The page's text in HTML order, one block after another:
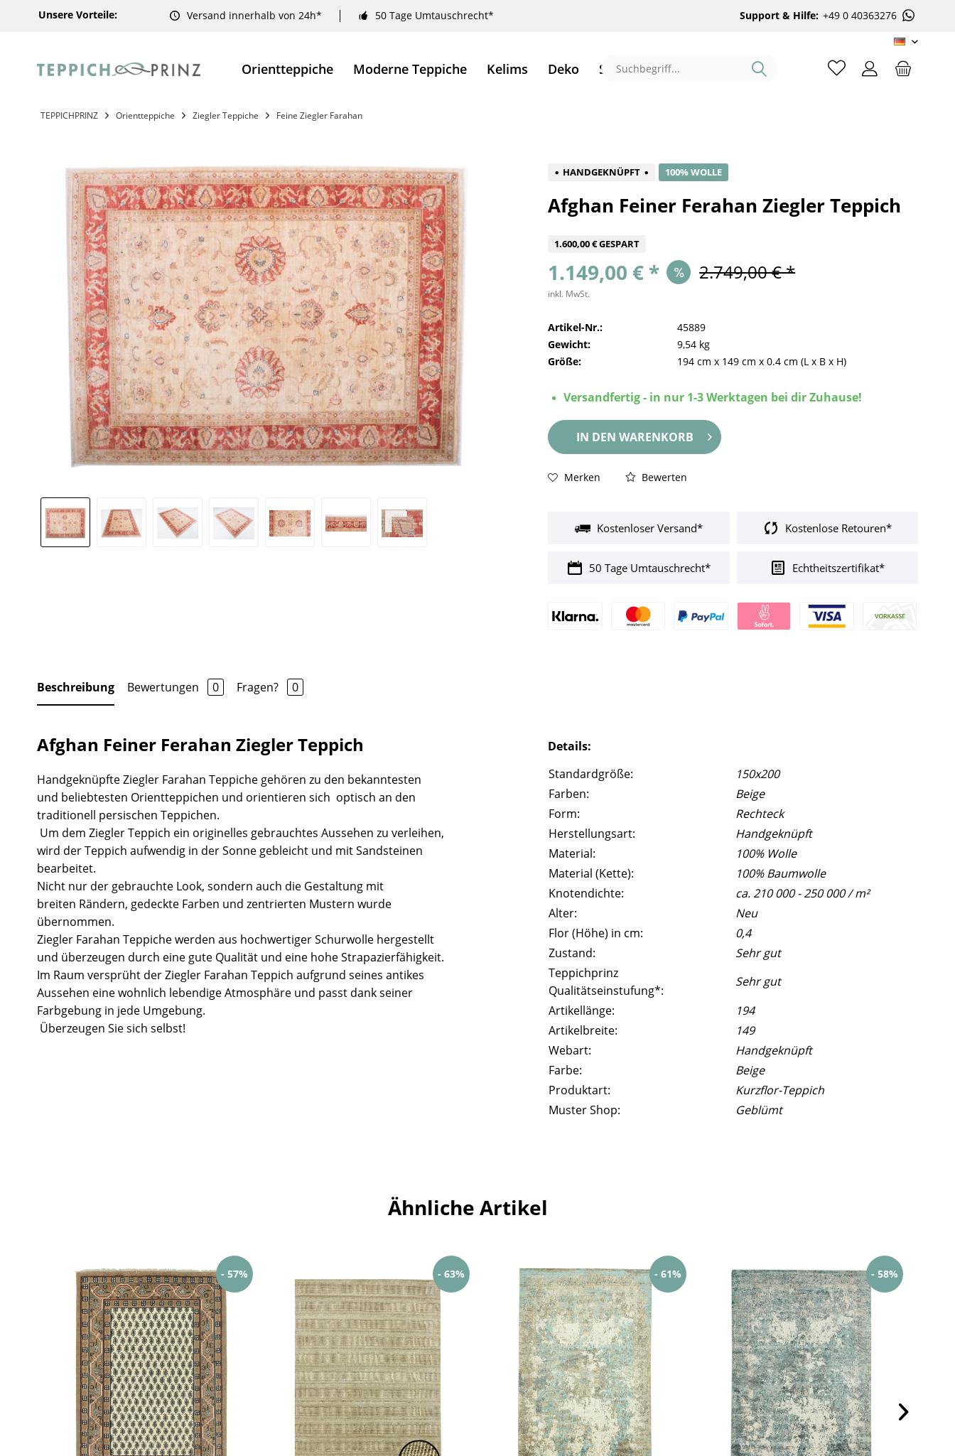
Unsere Vorteile: Versand innerhalb von 24h* 50 Tage Umtauschrecht* Support & Hilfe: +49 0 40363276
DE
Orientteppiche Moderne Teppiche Kelims Deko Sale %
TEPPICHPRINZ Orientteppiche Ziegler Teppiche Feine Ziegler Farahan
HANDGEKNÜPFT 100% WOLLE
Afghan Feiner Ferahan Ziegler Teppich
1.600,00 € GESPART
1.149,00 € * 2.749,00 € *
inkl. MwSt.
Artikel-Nr.:
45889
Gewicht:
9,54 kg
Größe:
194 cm x 149 cm x0.4 cm (L x B x H)
Versandfertig - in nur 1-3 Werktagen bei dir Zuhause!
IN DEN WARENKORB
Merken Bewerten
Kostenloser Versand* Kostenlose Retouren*
50 Tage Umtauschrecht* Echtheitszertifikat*
Beschreibung Bewertungen 0 Fragen? 0
Afghan Feiner Ferahan Ziegler Teppich
Handgeknüpfte Ziegler Farahan Teppiche gehören zu den bekanntesten
und beliebtesten Orientteppichen und orientieren sich optisch an den
traditionell persischen Teppichen.
Um dem Ziegler Teppich ein originelles gebrauchtes Aussehen zu verleihen,
wird der Teppich aufwendig in der Sonne gebleicht und mit Sandsteinen
bearbeitet.
Nicht nur der gebrauchte Look, sondern auch die Gestaltung mit
breiten Rändern, gedeckte Farben und zentrierten Mustern wurde
übernommen.
Ziegler Farahan Teppiche werden aus hochwertiger Schurwolle hergestellt
und überzeugen durch eine gute Qualität und eine hohe Strapazierfähigkeit.
Im Raum versprüht der Ziegler Farahan Teppich aufgrund seines antikes
Aussehen eine wohnlich lebendige Atmosphäre und passt dank seiner
Farbgebung in jede Umgebung.
Überzeugen Sie sich selbst!
Details:
Standardgröße:
150x200
Farben:
Beige
Form:
Rechteck
Herstellungsart:
Handgeknüpft
Material:
100% Wolle
Material (Kette):
100% Baumwolle
Knotendichte:
ca. 210 000 - 250 000 / m²
Alter:
Neu
Flor (Höhe) in cm:
0,4
Zustand:
Sehr gut
Teppichprinz
Qualitätseinstufung*:
Sehr gut
Artikellänge:
194
Artikelbreite:
149
Webart:
Handgeknüpft
Farbe:
Beige
Produktart:
Kurzflor-Teppich
Muster Shop:
Geblümt
Ähnliche Artikel
- 57% - 63% - 61% - 58%